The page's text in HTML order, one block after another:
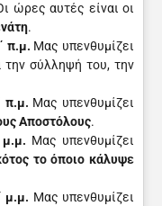
ώρες αυτές είναι οι
.
π.μ. Μας υπενθυμίζει
την σύλληψή του, την
π.μ. Μας υπενθυμίζει
Αποστόλους.
μ.μ. Μας υπενθυμίζει
το όποιο κάλυψε
μ.μ. Μας υπενθυμίζει